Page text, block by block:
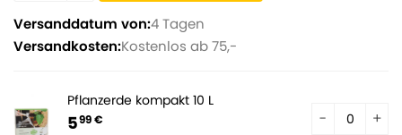
Versanddatum von:4 Tagen
Versandkosten:Kostenlos ab 75,-
Pflanzerde kompakt 10 L
599 €